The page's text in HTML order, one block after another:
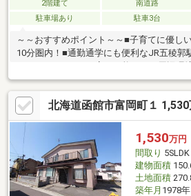
2階建て 南道路
駐車場あり
駐車3台
～～おすすめポイント～～■子育てに優し
10分圏内！■通勤通学にも便利なJR五稜郭
2分■ツルハドラッグ・・・4分■スーパー
ックス・・・7分現在居住中のため、見学
絡ください。 ▼▼ 打ち合わせ・見学プラ
す ▼▼ ＜探し始めの方向け＞しっかり
とコース(0.5h~) 詳しくは物件詳細下段
ご覧ください。
北海道函館市富岡町１
1,530万円
間取り 5SLDK
建物面積
土地面積
築年月 1978